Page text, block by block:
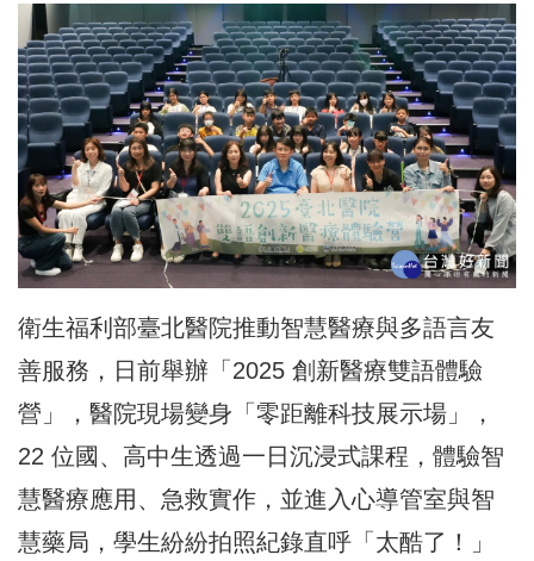
衛生福利部臺北醫院推動智慧醫療與多語言友
善服務，日前舉辦「2025 創新醫療雙語體驗
營」，醫院現場變身「零距離科技展示場」，
22 位國、高中生透過一日沉浸式課程，體驗智
慧醫療應用、急救實作，並進入心導管室與智
慧藥局，學生紛紛拍照紀錄直呼「太酷了！」